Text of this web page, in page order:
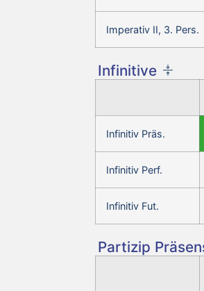
Imperativ II, 3. Pers.
Infinitive
Infinitiv Präs.
Infinitiv Perf.
Infinitiv Fut.
Partizip